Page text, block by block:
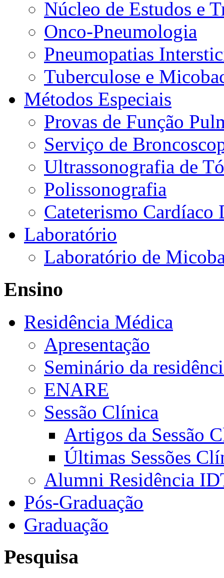
Núcleo de Estudos e
Onco-Pneumologia
Pneumopatias
Tuberculose e
Métodos Especiais
Provas de Função
Serviço de
Ultrassonografia de
Polissonografia
Cateterismo Cardíaco
Laboratório
Laboratório de
Ensino
Residência Médica
Apresentação
Seminário da
ENARE
Sessão Clínica
Artigos da Sessão
Últimas Sessões
Alumni Residência
Pós-Graduação
Graduação
Pesquisa